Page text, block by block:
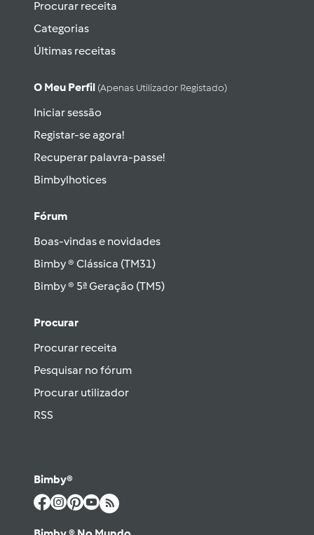
Procurar receita
Categorias
Últimas receitas
O Meu Perfil (apenas Utilizador Registado)
Iniciar sessão
Registar-se agora!
Recuperar palavra-passe!
Bimbylhotices
Fórum
Boas-vindas e novidades
Bimby ® Clássica (TM31)
Bimby ® 5ª Geração (TM5)
Procurar
Procurar receita
Pesquisar no fórum
Procurar utilizador
RSS
Bimby®